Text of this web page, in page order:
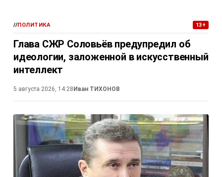
//ПОЛИТИКА 13+
Глава СЖР Соловьёв предупредил об
идеологии, заложенной в искусственный
интеллект
5 августа 2026, 14:28Иван ТИХОНОВ